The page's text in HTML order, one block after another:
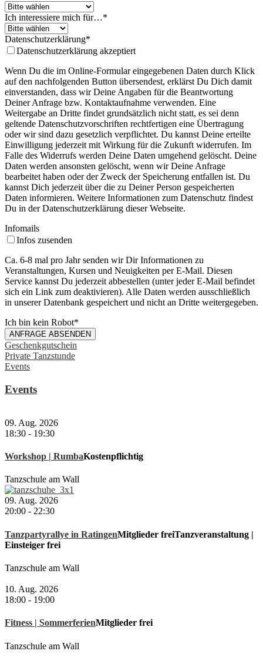
Ich interessiere mich für…*
Datenschutzerklärung*
Datenschutzerklärung akzeptiert
Wenn Du die im Online-Formular eingegebenen Daten durch Klick
auf den nachfolgenden Button übersendest, erklärst Du Dich damit
einverstanden, dass wir Deine Angaben für die Beantwortung
Deiner Anfrage bzw. Kontaktaufnahme verwenden. Eine
Weitergabe an Dritte findet grundsätzlich nicht statt, es sei denn
geltende Datenschutzvorschriften rechtfertigen eine Übertragung
oder wir sind dazu gesetzlich verpflichtet. Du kannst Deine erteilte
Einwilligung jederzeit mit Wirkung für die Zukunft widerrufen. Im
Falle des Widerrufs werden Deine Daten umgehend gelöscht. Deine
Daten werden ansonsten gelöscht, wenn wir Deine Anfrage
bearbeitet haben oder der Zweck der Speicherung entfallen ist. Du
kannst Dich jederzeit über die zu Deiner Person gespeicherten
Daten informieren. Weitere Informationen zum Datenschutz findest
Du in der Datenschutzerklärung dieser Webseite.
Infomails
Infos zusenden
Ca. 6-8 mal pro Jahr senden wir Dir Informationen zu
Veranstaltungen, Kursen und Neuigkeiten per E-Mail. Diesen
Service kannst Du jederzeit abbestellen (unter jeder E-Mail befindet
sich ein Link zum deaktivieren). Alle Daten werden ausschließlich
in unserer Datenbank gespeichert und nicht an Dritte weitergegeben.
Ich bin kein Robot*
ANFRAGE ABSENDEN
Business
Email*
Geschenkgutschein
Private Tanzstunde
Events
Events
09. Aug. 2026
18:30 - 19:30
Workshop | RumbaKostenpflichtig
Tanzschule am Wall
09. Aug. 2026
20:00 - 22:30
Tanzpartyrallye in RatingenMitglieder freiTanzveranstaltung |
Einsteiger frei
Tanzschule am Wall
10. Aug. 2026
18:00 - 19:00
Fitness | SommerferienMitglieder frei
Tanzschule am Wall